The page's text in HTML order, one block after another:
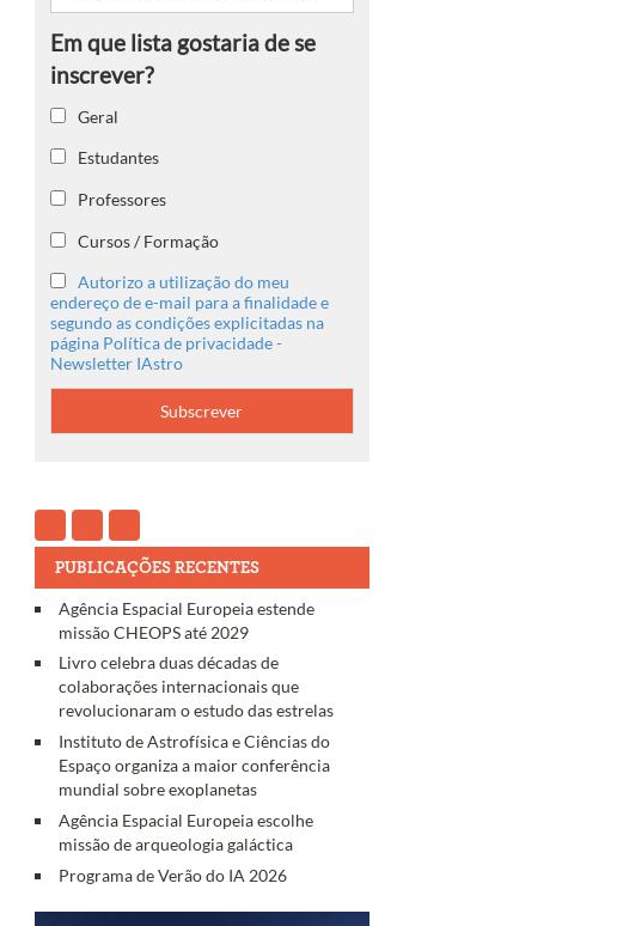
Geral
Estudantes
Professores
Cursos / Formação
Autorizo a utilização do meu
endereço de e-mail para a finalidade e
segundo as condições explicitadas na
página Política de privacidade -
Newsletter IAstro
PUBLICAÇÕES RECENTES
Agência Espacial Europeia estende
missão CHEOPS até 2029
Livro celebra duas décadas de
colaborações internacionais que
revolucionaram o estudo das estrelas
Instituto de Astrofísica e Ciências do
Espaço organiza a maior conferência
mundial sobre exoplanetas
Agência Espacial Europeia escolhe
missão de arqueologia galáctica
Programa de Verão do IA 2026